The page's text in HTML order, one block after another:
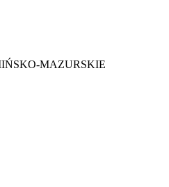
MAZURSKIE